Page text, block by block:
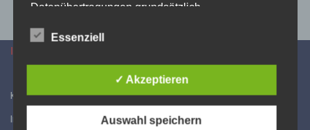
INFORMATIONEN
Kontakt
Impressum
Datenübertragungen grundsätzlich
Schutz nicht gewährleistet werden kann. Aus
frei, personenbezogene Daten auch auf
alternativen Wegen, beispielsweise telefonisch, an
Begriffsbestimmungen
Essenziell
✓ Akzeptieren
Auswahl speichern